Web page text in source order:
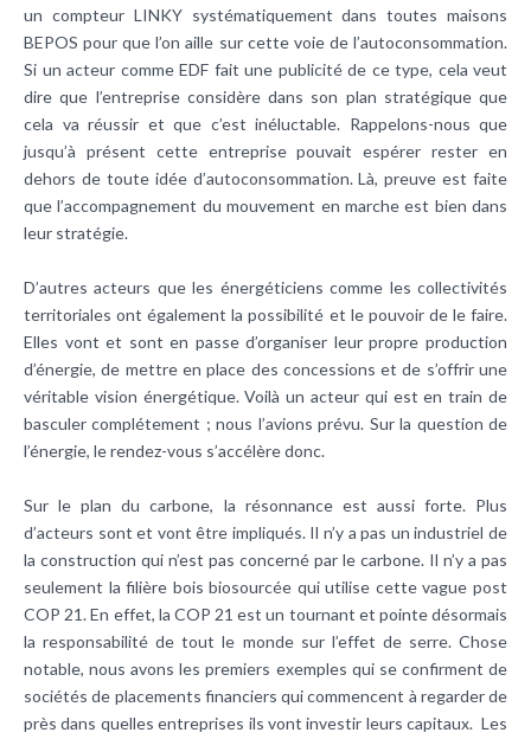
un compteur LINKY systématiquement dans toutes maisons
BEPOS pour que l’on aille sur cette voie de l’autoconsommation.
Si un acteur comme EDF fait une publicité de ce type, cela veut
dire que l’entreprise considère dans son plan stratégique que
cela va réussir et que c’est inéluctable. Rappelons-nous que
jusqu’à présent cette entreprise pouvait espérer rester en
dehors de toute idée d’autoconsommation. Là, preuve est faite
que l’accompagnement du mouvement en marche est bien dans
leur stratégie.
D’autres acteurs que les énergéticiens comme les collectivités
territoriales ont également la possibilité et le pouvoir de le faire.
Elles vont et sont en passe d’organiser leur propre production
d’énergie, de mettre en place des concessions et de s’offrir une
véritable vision énergétique. Voilà un acteur qui est en train de
basculer complétement ; nous l’avions prévu. Sur la question de
l’énergie, le rendez-vous s’accélère donc.
Sur le plan du carbone, la résonnance est aussi forte. Plus
d’acteurs sont et vont être impliqués. Il n’y a pas un industriel de
la construction qui n’est pas concerné par le carbone. Il n’y a pas
seulement la filière bois biosourcée qui utilise cette vague post
COP 21. En effet, la COP 21 est un tournant et pointe désormais
la responsabilité de tout le monde sur l’effet de serre. Chose
notable, nous avons les premiers exemples qui se confirment de
sociétés de placements financiers qui commencent à regarder de
près dans quelles entreprises ils vont investir leurs capitaux. Les